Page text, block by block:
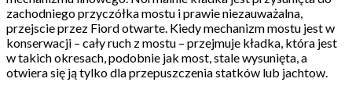
zachodniego przyczółka mostu i prawie niezauważalna,
przejscie przez Fiord otwarte. Kiedy mechanizm mostu jest w
konserwacji – cały ruch z mostu – przejmuje kładka, która jest
w takich okresach, podobnie jak most, stale wysunięta, a
otwiera się ją tylko dla przepuszczenia statków lub jachtow.